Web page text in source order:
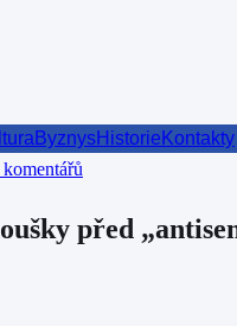
ByznysHistorie Kontakty
komentářů
před